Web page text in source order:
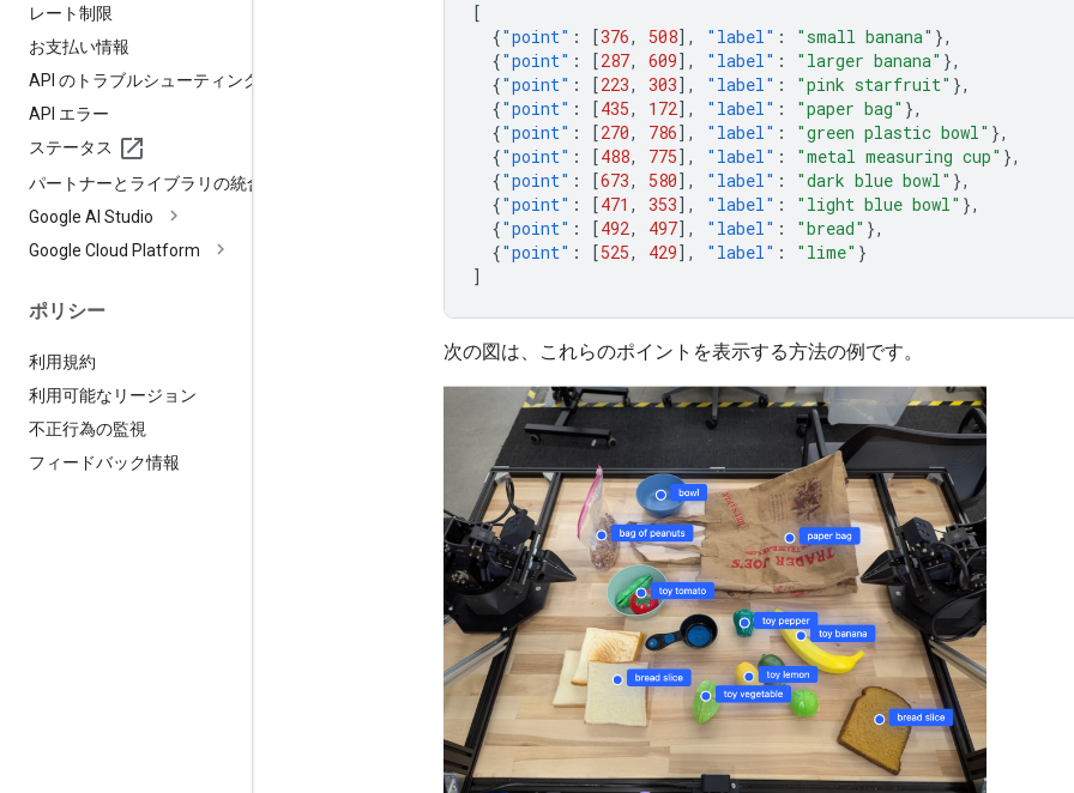
レート制限
お支払い情報
API のトラブルシューティング
API エラー
ステータス
パートナーとライブラリの統合
Google AI Studio
Google Cloud Platform
ポリシー
利用規約
利用可能なリージョン
不正行為の監視
フィードバック情報
[
{"point" : [376, 508], "label" : "small banana" },
{"point" : [287, 609], "label" : "larger banana" },
{"point" : [223, 303], "label" : "pink starfruit" },
{"point" : [435, 172], "label" : "paper bag" },
{"point" : [270, 786], "label" : "green plastic bowl" },
{"point" : [488, 775], "label" : "metal measuring cup" },
{"point" : [673, 580], "label" : "dark blue bowl" },
{"point" : [471 , 353], "label" : "light blue bowl" },
{"point" : [492, 497], "label" : "bread" },
{"point" : [525, 429], "label" : "lime" }
]
次の図は、これらのポイントを表示する方法の例です。